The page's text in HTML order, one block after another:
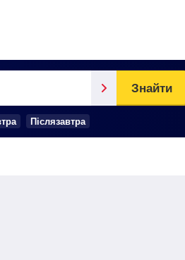
Післязавтра
Знайти